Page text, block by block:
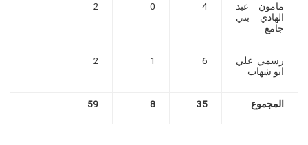
مامون عبد
الهادي بني
جامع
4
0
2
رسمي علي
ابو شهاب
6
1
2
المجموع 35
8
59